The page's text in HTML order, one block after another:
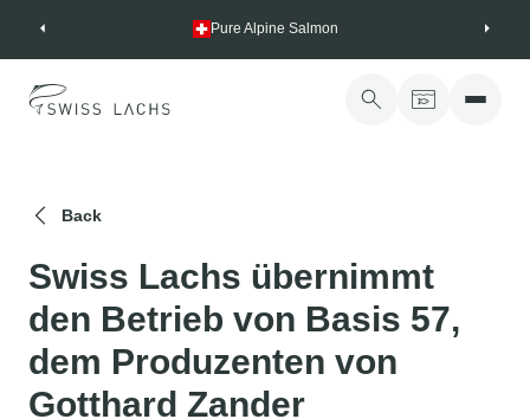
Pure Alpine Salmon
Back
Swiss Lachs übernimmt
den Betrieb von Basis 57,
dem Produzenten von
Gotthard Zander